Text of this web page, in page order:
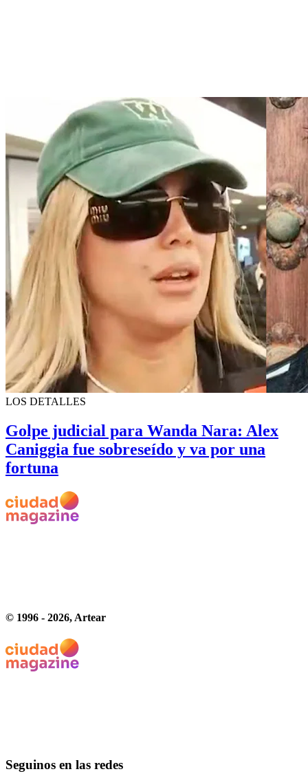
LOS DETALLES
Golpe judicial para Wanda Nara: Alex
Caniggia fue sobreseído y va por una
fortuna
© 1996 - 2026, Artear
Seguinos en las redes